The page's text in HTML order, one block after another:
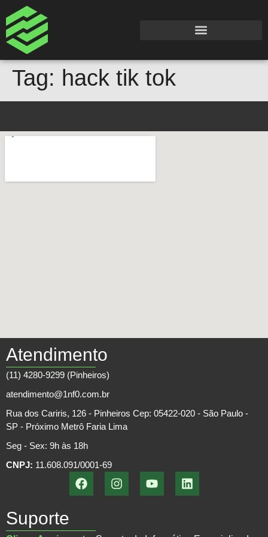
Tag: hack tik tok
Atendimento
(11) 4280-9299 (Pinheiros)
atendimento@1nf0.com.br
Rua dos Cariris, 126 - Pinheiros Cep: 05422-020 - São Paulo -
SP - Próximo Metrô Faria Lima
Seg - Sex: 9h às 18h
CNPJ: 11.608.091/0001-69
Suporte